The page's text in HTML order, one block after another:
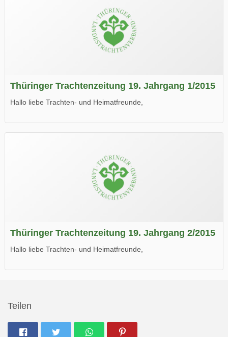
Thüringer Trachtenzeitung 19. Jahrgang 1/2015
Hallo liebe Trachten- und Heimatfreunde,
Wir wünschen Euch viel Spaß beim Lesen.
Thüringer Trachtenzeitung 19. Jahrgang 2/2015
Hallo liebe Trachten- und Heimatfreunde,
Teilen